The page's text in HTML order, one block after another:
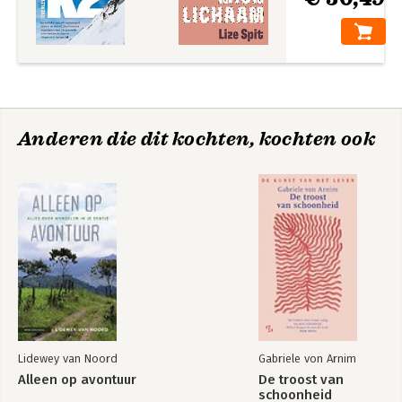
Anderen die dit kochten, kochten ook
Lidewey van Noord
Alleen op avontuur
Gabriele von Arnim
De troost van
schoonheid